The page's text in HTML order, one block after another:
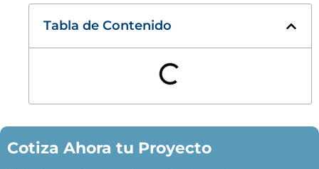
Tabla de Contenido
Cotiza Ahora tu Proyecto